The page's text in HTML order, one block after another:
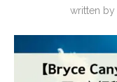
written by